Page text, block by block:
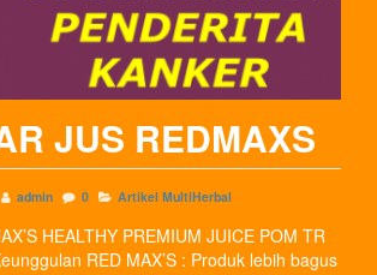
JUS REDMAXS
admin 0 Artikel MultiHerbal
HEALTHY PREMIUM JUICE POM TR
RED MAX’S : Produk lebih bagus